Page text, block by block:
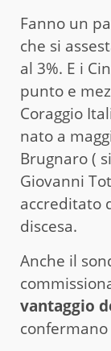
Fanno un
che si
al 3%. E i
punto e
Coraggio
nato a
Brugnaro (
Giovanni
accreditato
discesa.
Anche il
vantaggio